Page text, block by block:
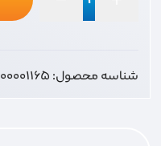
شناسه محصول:00001165